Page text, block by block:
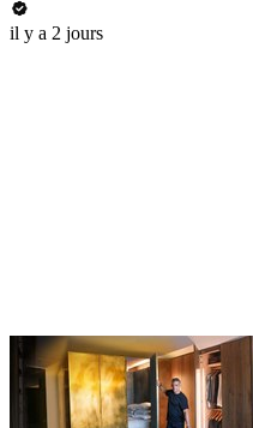
il y a 2 jours